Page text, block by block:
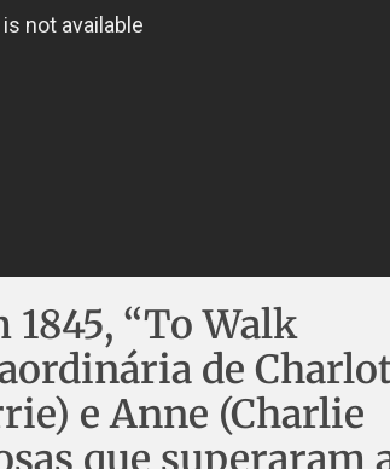
1845, “To Walk
de
e Anne (Charlie